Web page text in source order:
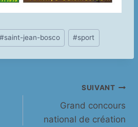
#saint-jean-bosco #sport
SUIVANT
Grand concours
national de création